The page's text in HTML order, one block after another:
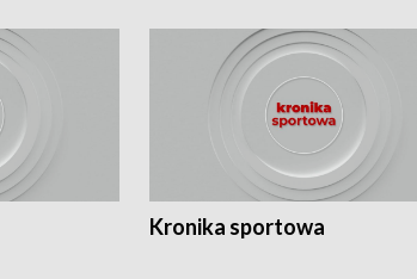
Kronika sportowa